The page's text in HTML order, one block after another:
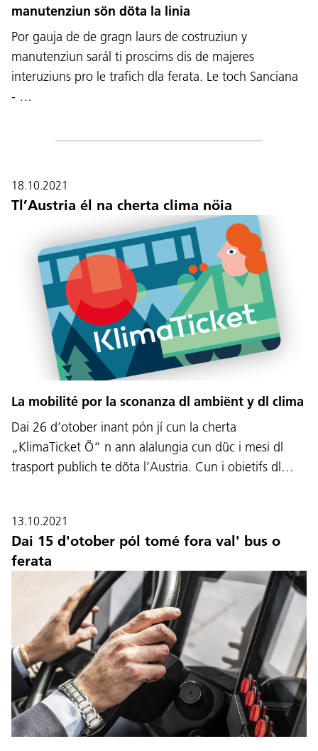
manutenziun sön döta la linia
Por gauja de de gragn laurs de costruziun y
manutenziun sarál ti proscims dis de majeres
interuziuns pro le trafich dla ferata. Le toch Sanciana
- …
18.10.2021
Tl’Austria él na cherta clima nöia
La mobilité por la sconanza dl ambiënt y dl clima
Dai 26 d’otober inant pón jí cun la cherta
„KlimaTicket Ö“ n ann alalungia cun düc i mesi dl
trasport publich te döta l’Austria. Cun i obietifs dl…
13.10.2021
Dai 15 d'otober pól tomé fora val' bus o
ferata